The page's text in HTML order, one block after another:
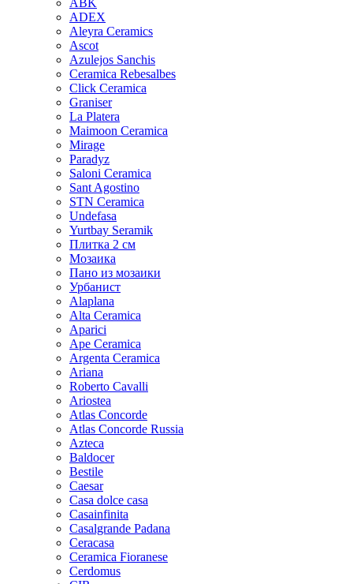
ABK
ADEX
Aleyra Ceramics
Ascot
Azulejos Sanchis
Ceramica Rebesalbes
Click Ceramica
Graniser
La Platera
Maimoon Ceramica
Mirage
Paradyz
Saloni Ceramica
Sant Agostino
STN Ceramica
Undefasa
Yurtbay Seramik
Плитка 2 см
Мозаика
Пано из мозаики
Урбанист
Alaplana
Alta Ceramica
Aparici
Ape Ceramica
Argenta Ceramica
Ariana
Roberto Cavalli
Ariostea
Atlas Concorde
Atlas Concorde Russia
Azteca
Baldocer
Bestile
Caesar
Casa dolce casa
Casainfinita
Casalgrande Padana
Ceracasa
Ceramica Fioranese
Cerdomus